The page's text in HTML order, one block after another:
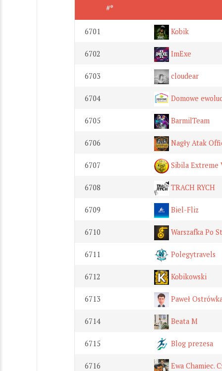
#*
6701 Kobik
6702 ImExe
6703 cloudear
6704 Domowe
6705 BarmilTeam
6706 Nagły Atak
6707 Sibila Extreme
6708 TRACH RYCH
6709 Biel-Fliz
6710 Warszafka Po
6711 Polegytravels
6712 Kobikowski
6713 Paweł
6714 Beata M
6715 Blog prezesa
6716 Ewa Chamiec.